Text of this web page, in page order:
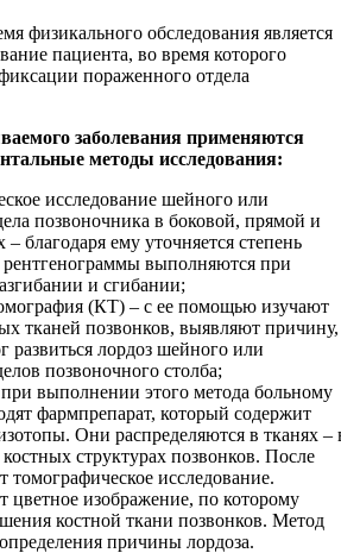
физикального обследования является
пациента, во время которого
пораженного отдела
заболевания применяются
методы исследования:
исследование шейного или
позвоночника в боковой, прямой и
благодаря ему уточняется степень
рентгенограммы выполняются при
и сгибании;
(КТ) – с ее помощью изучают
тканей позвонков, выявляют причину,
развиться лордоз шейного или
позвоночного столба;
выполнении этого метода больному
фармпрепарат, который содержит
Они распределяются в тканях –
структурах позвонков. После
томографическое исследование.
цветное изображение, по которому
костной ткани позвонков. Метод
причины лордоза.